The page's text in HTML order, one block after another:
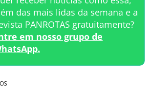
das mais lidas da semana e a
PANROTAS gratuitamente?
em nosso grupo de